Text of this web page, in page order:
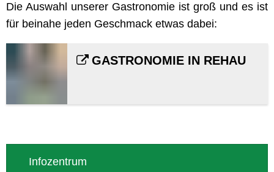
Die Auswahl unserer Gastronomie ist groß und es ist
für beinahe jeden Geschmack etwas dabei:
GASTRONOMIE IN REHAU
Infozentrum